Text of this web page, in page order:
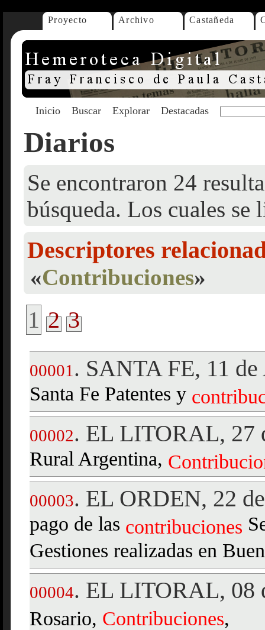
Proyecto Archivo Castañeda
Inicio Buscar Explorar Destacadas
Diarios
Se encontraron 24
búsqueda. Los cuales se
Descriptores
«Contribuciones»
1 2 3
00001 . SANTA FE, 11
Santa Fe Patentes y
00002. EL LITORAL, 27
Rural Argentina,
00003. EL ORDEN, 22
pago de las contribuciones
Gestiones realizadas en
00004. EL LITORAL, 08
Rosario, Contribuciones,